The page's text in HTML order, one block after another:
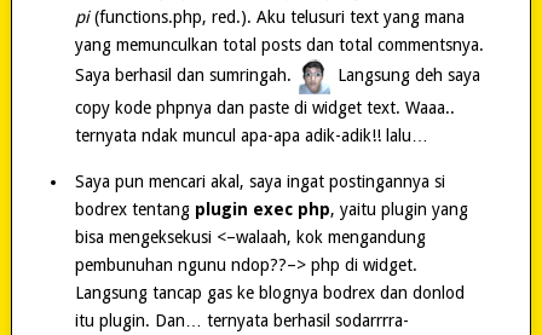
pi(functions.php, red.). Aku telusuri text yang mana
yang memunculkan total posts dan total commentsnya.
Saya berhasil dan sumringah.
Langsung deh saya
copy kode phpnya dan paste di widget text. Waaa..
ternyata ndak muncul apa-apa adik-adik!! lalu…
Saya pun mencari akal, saya ingat postingannya si
bodrex tentang plugin exec php, yaitu plugin yang
bisa mengeksekusi <–walaah, kok mengandung
pembunuhan ngunu ndop??–> php di widget.
Langsung tancap gas ke blognya bodrex dan donlod
itu plugin. Dan… ternyata berhasil sodarrrra-